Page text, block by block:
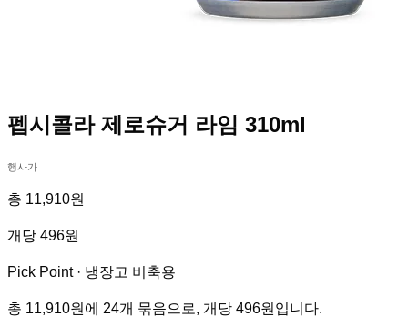
펩시콜라 제로슈거 라임 310ml
행사가
총 11,910원
개당 496원
Pick Point · 냉장고 비축용
총 11,910원에 24개 묶음으로, 개당 496원입니다.